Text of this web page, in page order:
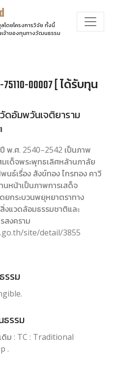
โดยโครงการวิจัย ทั้งนี้
จ้าของทุนทางวัฒนธรรม
00007 [ ได้รับทุน
ดอัมพวันเจติยาราม
พ.ศ. 2540–2542 เป็นภาพ
เด็จพระพุทธเลิศหล้านภาลัย
นธ์เรื่อง สังข์ทอง ไกรทอง คาวี
นหน้าเป็นภาพการเสด็จ
ยกระบวนพยุหยาตราทาง
งแวดล้อมธรรมชาติและ
สงคราม
site/detail/3855
รรม
รรม
ดิม : TC : Traditional
.